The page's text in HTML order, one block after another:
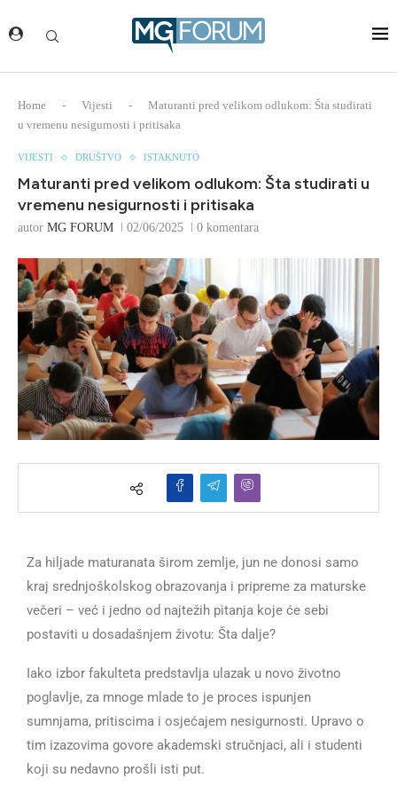
Home - Vijesti -
Maturanti pred velikom odlukom: Šta studirati
u vremenu nesigurnosti i pritisaka
VIJESTI DRUŠTVO ISTAKNUTO
Maturanti pred velikom odlukom: Šta studirati u
vremenu nesigurnosti i pritisaka
autor MG FORUM 02/06/2025 0 komentara
Za hiljade maturanata širom zemlje, jun ne donosi samo
kraj srednjoškolskog obrazovanja i pripreme za maturske
večeri – već i jedno od najtežih pitanja koje će sebi
postaviti u dosadašnjem životu: Šta dalje?
Iako izbor fakulteta predstavlja ulazak u novo životno
poglavlje, za mnoge mlade to je proces ispunjen
sumnjama, pritiscima i osjećajem nesigurnosti. Upravo o
tim izazovima govore akademski stručnjaci, ali i studenti
koji su nedavno prošli isti put.